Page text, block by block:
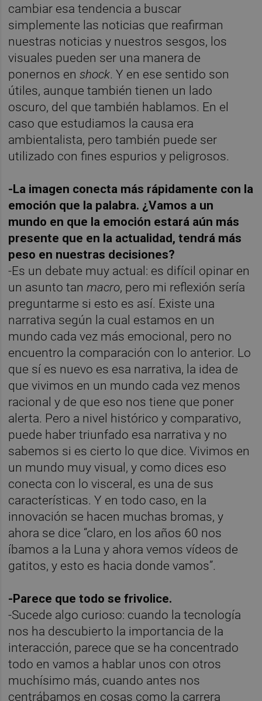
cambiar esa tendencia a buscar
simplemente las noticias que reafirman
nuestras noticias y nuestros sesgos, los
visuales pueden ser una manera de
ponernos enshock. Y en ese sentido son
útiles, aunque también tienen un lado
oscuro, del que también hablamos. En el
caso que estudiamos la causa era
ambientalista, pero también puede ser
utilizado con fines espurios y peligrosos.
-La imagen conecta más rápidamente con la
emoción que la palabra. ¿Vamos a un
mundo en que la emoción estará aún más
presente que en la actualidad, tendrá más
peso en nuestras decisiones?
-Es un debate muy actual: es difícil opinar en
un asunto tanmacro, pero mi reflexión sería
preguntarme si esto es así. Existe una
narrativa según la cual estamos en un
mundo cada vez más emocional, pero no
encuentro la comparación con lo anterior. Lo
que sí es nuevo es esa narrativa, la idea de
que vivimos en un mundo cada vez menos
racional y de que eso nos tiene que poner
alerta. Pero a nivel histórico y comparativo,
puede haber triunfado esa narrativa y no
sabemos si es cierto lo que dice. Vivimos en
un mundo muy visual, y como dices eso
conecta con lo visceral, es una de sus
características. Y en todo caso, en la
innovación se hacen muchas bromas, y
ahora se dice “claro, en los años 60 nos
íbamos a la Luna y ahora vemos vídeos de
gatitos, y esto es hacia donde vamos”.
-Parece que todo se frivolice.
-Sucede algo curioso: cuando la tecnología
nos ha descubierto la importancia de la
interacción, parece que se ha concentrado
todo en vamos a hablar unos con otros
muchísimo más, cuando antes nos
centrábamos en cosas como la carrera